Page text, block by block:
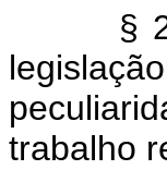
§ 2º
trabalho